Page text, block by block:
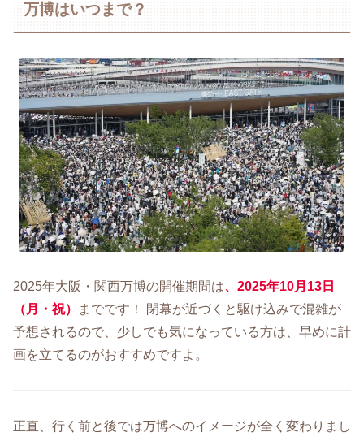
万博はいつまで？
2025年大阪・関西万博の開催期間は、2025年10月13日
（月・祝）
までです！ 閉幕が近づくと駆け込みで混雑が
予想されるので、少しでも気になっている方は、早めに計
画を立てるのがおすすめですよ。
正直、行く前と後では万博へのイメージが全く変わりまし